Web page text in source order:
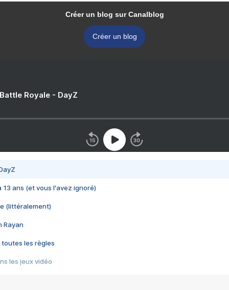
Créer un blog sur Canalblog
Créer un blog
Royale - DayZ
13 ans (et vous l'avez ignoré)
(littéralement)
Rayan
toutes les règles
les jeux vidéo